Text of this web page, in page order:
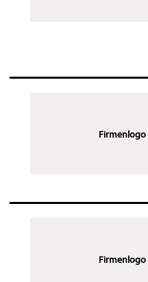
Firmenlogo
Firmenlogo